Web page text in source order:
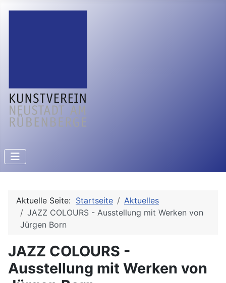
Aktuelle Seite: Startseite
Aktuelles
JAZZ COLOURS - Ausstellung mit Werken von
Jürgen Born
JAZZ COLOURS -
Ausstellung mit Werken von